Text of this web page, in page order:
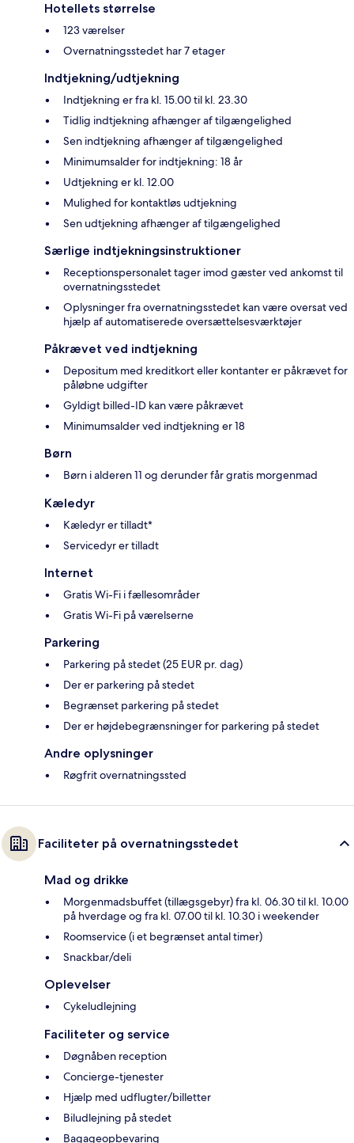
Hotellets størrelse
123 værelser
Overnatningsstedet har 7 etager
Indtjekning/udtjekning
Indtjekning er fra kl. 15.00 til kl. 23.30
Tidlig indtjekning afhænger af tilgængelighed
Sen indtjekning afhænger af tilgængelighed
Minimumsalder for indtjekning: 18 år
Udtjekning er kl. 12.00
Mulighed for kontaktløs udtjekning
Sen udtjekning afhænger af tilgængelighed
Særlige indtjekningsinstruktioner
Receptionspersonalet tager imod gæster ved ankomst til
overnatningsstedet
Oplysninger fra overnatningsstedet kan være oversat ved
hjælp af automatiserede oversættelsesværktøjer
Påkrævet ved indtjekning
Depositum med kreditkort eller kontanter er påkrævet for
påløbne udgifter
Gyldigt billed-ID kan være påkrævet
Minimumsalder ved indtjekning er 18
Børn
Børn i alderen 11 og derunder får gratis morgenmad
Kæledyr
Kæledyr er tilladt*
Servicedyr er tilladt
Internet
Gratis Wi-Fi i fællesområder
Gratis Wi-Fi på værelserne
Parkering
Parkering på stedet (25 EUR pr. dag)
Der er parkering på stedet
Begrænset parkering på stedet
Der er højdebegrænsninger for parkering på stedet
Andre oplysninger
Røgfrit overnatningssted
Faciliteter på overnatningsstedet
Mad og drikke
Morgenmadsbuffet (tillægsgebyr) fra kl. 06.30 til kl. 10.00
på hverdage og fra kl. 07.00 til kl. 10.30 i weekender
Roomservice (i et begrænset antal timer)
Snackbar/deli
Oplevelser
Cykeludlejning
Faciliteter og service
Døgnåben reception
Concierge-tjenester
Hjælp med udflugter/billetter
Biludlejning på stedet
Bagageopbevaring